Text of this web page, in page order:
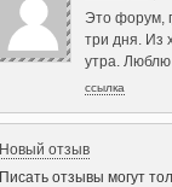
Это форум,
три дня. Из
утра. Люблю
ссылка
Новый отзыв
Писать отзывы могут